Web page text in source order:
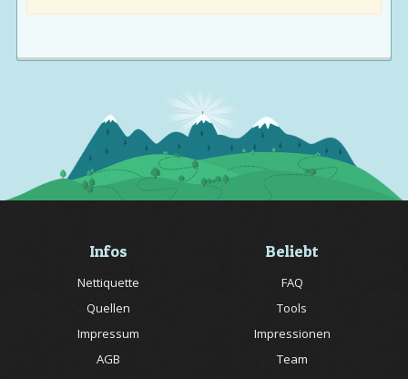
Infos
Nettiquette
Quellen
Impressum
AGB
Beliebt
FAQ
Tools
Impressionen
Team